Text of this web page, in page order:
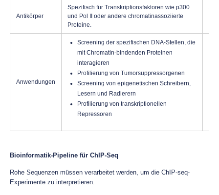
Antikörper
Spezifisch für Transkriptionsfaktoren wie p300
und Pol II oder andere chromatinassoziierte
Proteine.
Anwendungen
Screening der spezifischen DNA-Stellen, die
mit Chromatin-bindenden Proteinen
interagieren
Profilierung von Tumorsuppressorgenen
Screening von epigenetischen Schreibern,
Lesern und Radierern
Profilierung von transkriptionellen
Repressoren
Bioinformatik-Pipeline für ChIP-Seq
Rohe Sequenzen müssen verarbeitet werden, um die ChIP-seq-
Experimente zu interpretieren.